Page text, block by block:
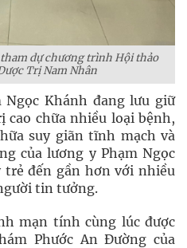
dự chương trình Hội thảo
Trị Nam Nhân
Khánh đang lưu giữ
chữa nhiều loại bệnh,
suy giãn tĩnh mạch và
của lương y Phạm Ngọc
trẻ đến gần hơn với nhiều
tin tưởng.
mạn tính cùng lúc được
Phước An Đường của